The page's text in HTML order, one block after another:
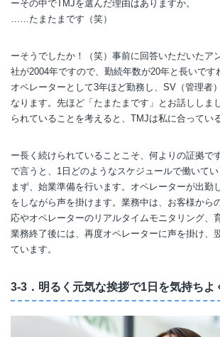
ーその中でTMJを選んだ理由はありますか。
……たまたまです（笑）
ーそうでしたか！（笑）事前に回答いただいたア
社が2004年ですので、勤続年数が20年と長いです
オペレーターとして3年ほど勤務し、SV（管理者
なります。先ほど「たまたまです」とお話ししま
られていることを考えると、TMJは私に合ってい
ー長く続けられていることこそ、何よりの証拠で
で言うと、1日どのようなスケジュールで働いてい
まず、始業準備を行います。オペレーターが出勤
をしながら声を掛けます。業務中は、お客様から
応やオペレーターのリアルタイムモニタリング、
業務終了後には、再度オペレーターに声を掛け、
ています。
3-3．明るく元気な挨拶で1日を気持ちよ